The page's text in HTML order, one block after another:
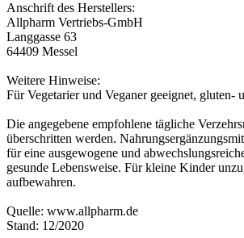
Anschrift des Herstellers:
Allpharm Vertriebs-GmbH
Langgasse 63
64409 Messel
Weitere Hinweise:
Für Vegetarier und Veganer geeignet, gluten-
Die angegebene empfohlene tägliche
überschritten werden.
für eine ausgewogene und
gesunde Lebensweise. Für kleine Kinder
aufbewahren.
Quelle: www.allpharm.de
Stand: 12/2020